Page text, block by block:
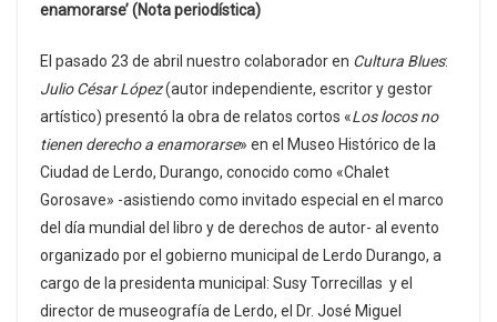
enamorarse’(Nota periodística)
El pasado 23 de abril nuestro colaborador en Cultura Blues:
Julio César López(autor independiente, escritor y gestor
artístico) presentó la obra de relatos cortos «Los locos no
tienen derecho a enamorarse» en el Museo Histórico de la
Ciudad de Lerdo, Durango, conocido como «Chalet
Gorosave» -asistiendo como invitado especial en el marco
del día mundial del libro y de derechos de autor- al evento
organizado por el gobierno municipal de Lerdo Durango, a
cargo de la presidenta municipal: Susy Torrecillas y el
director de museografía de Lerdo, el Dr. José Miguel